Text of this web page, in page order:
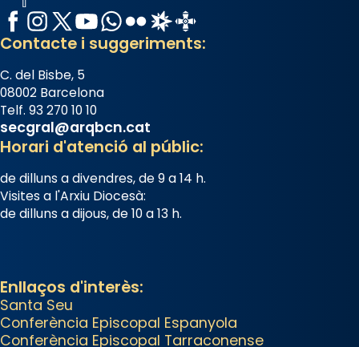
Tortosa, ha presidit aquest 27 de
juliol la missa de Les Santes de
🔗tinyurl.com/cvu5jmbk
📸 J. Merino
Photo
View on Facebook · Share
Arquebisbat de Barcelona
Aquest dilluns, 27 de juliol, ha
tingut lloc la missa d’acció de
gràcies en agraïment al comitè
organitzador de la visita
Facebook
Instagram
X / Twitter
YouTube
WhatsApp
FlickrRadio Estel
Catalunya Cristiana
Contacte i suggeriments:
C. del Bisbe, 5
08002 Barcelona
Telf. 93 270 10 10
secgral@arqbcn.cat
Horari d'atenció al públic:
de dilluns a divendres, de 9 a 14 h.
Visites a l'Arxiu Diocesà:
de dilluns a dijous, de 10 a 13 h.
Enllaços d'interès:
Santa Seu
Conferència Episcopal Espanyola
Conferència Episcopal Tarraconense